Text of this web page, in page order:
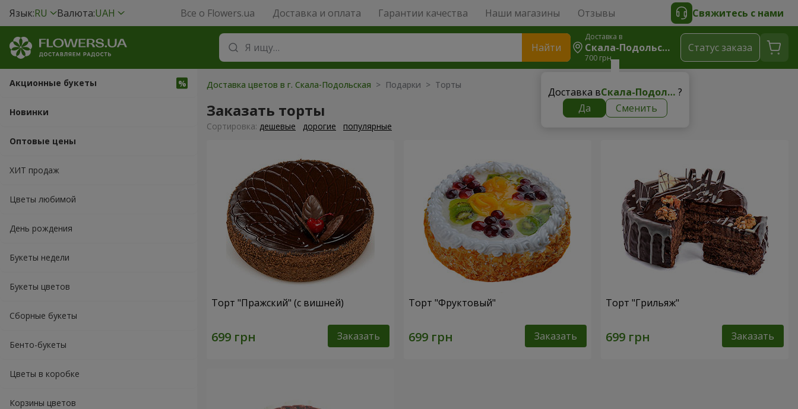
Язык:RU Валюта:UAH Все о Flowers.ua Доставка и оплата Гарантии качества Наши магазины Отзывы Свяжитесь с нами
Найти
Доставка в
Скала-Подольская
700 грн
Доставка в Скала-Подольская ?
Да
Сменить
Cтатус заказа
Акционные букеты
Новинки
Оптовые цены
ХИТ продаж
Цветы любимой
День рождения
Букеты недели
Букеты цветов
Сборные букеты
Бенто-букеты
Цветы в коробке
Корзины цветов
Доставка цветов в г. Скала-Подольская > Подарки > Торты
Заказать торты
Cортировка: дешевые дорогие популярные
Торт "Пражский" (с вишней)
Заказать
Торт "Фруктовый"
Заказать
Торт "Грильяж"
Заказать